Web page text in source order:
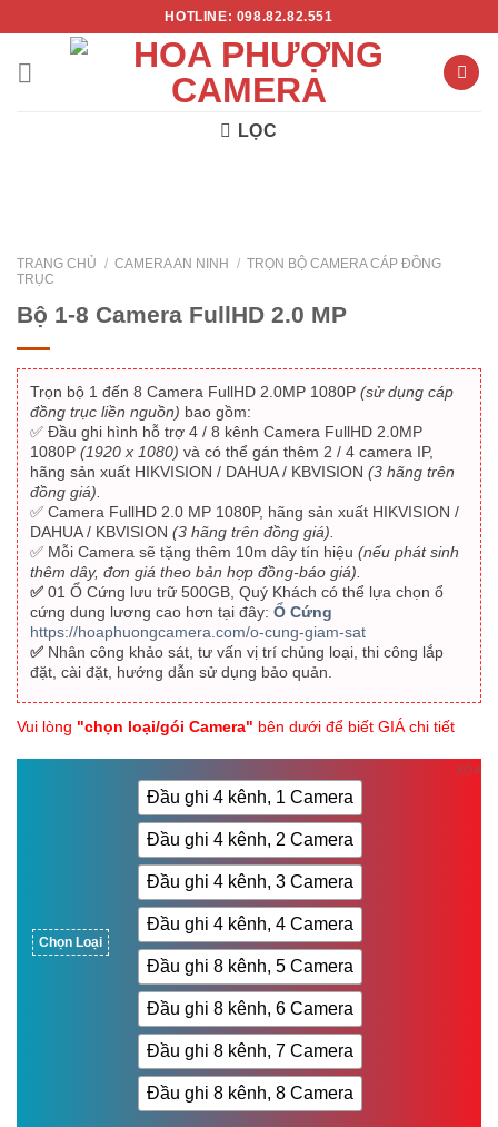
nội
HOTLINE: 098.82.82.551
LỌC
TRANG CHỦ / CAMERA AN NINH / TRỌN BỘ CAMERA CÁP ĐỒNG
TRỤC
Bộ 1-8 Camera FullHD 2.0 MP
Trọn bộ 1 đến 8 Camera FullHD 2.0MP 1080P (sử dụng cáp
đồng trục liền nguồn) bao gồm:
✅ Đầu ghi hình hỗ trợ 4 / 8 kênh Camera FullHD 2.0MP
1080P (1920 x 1080) và có thể gán thêm 2 / 4 camera IP,
hãng sản xuất HIKVISION / DAHUA / KBVISION (3 hãng trên
đồng giá).
✅ Camera FullHD 2.0 MP 1080P, hãng sản xuất HIKVISION /
DAHUA / KBVISION (3 hãng trên đồng giá).
✅ Mỗi Camera sẽ tặng thêm 10m dây tín hiệu (nếu phát sinh
thêm dây, đơn giá theo bản hợp đồng-báo giá).
✅ 01 Ổ Cứng lưu trữ 500GB, Quý Khách có thể lựa chọn ổ
cứng dung lương cao hơn tại đây: Ổ Cứng
https://hoaphuongcamera.com/o-cung-giam-sat
✅ Nhân công khảo sát, tư vấn vị trí chủng loại, thi công lắp
đặt, cài đặt, hướng dẫn sử dụng bảo quản.
Vui lòng "chọn loại/gói Camera" bên dưới để biết GIÁ chi tiết
Vui lòng"chọn loại/gói Camera"bên dưới để biết GIÁ chi tiết
Chọn Loại
Đầu ghi 4 kênh, 1 Camera
Đầu ghi 4 kênh, 2 Camera
Đầu ghi 4 kênh, 3 Camera
Đầu ghi 4 kênh, 4 Camera
Đầu ghi 8 kênh, 5 Camera
Đầu ghi 8 kênh, 6 Camera
Đầu ghi 8 kênh, 7 Camera
Đầu ghi 8 kênh, 8 Camera
XÓA